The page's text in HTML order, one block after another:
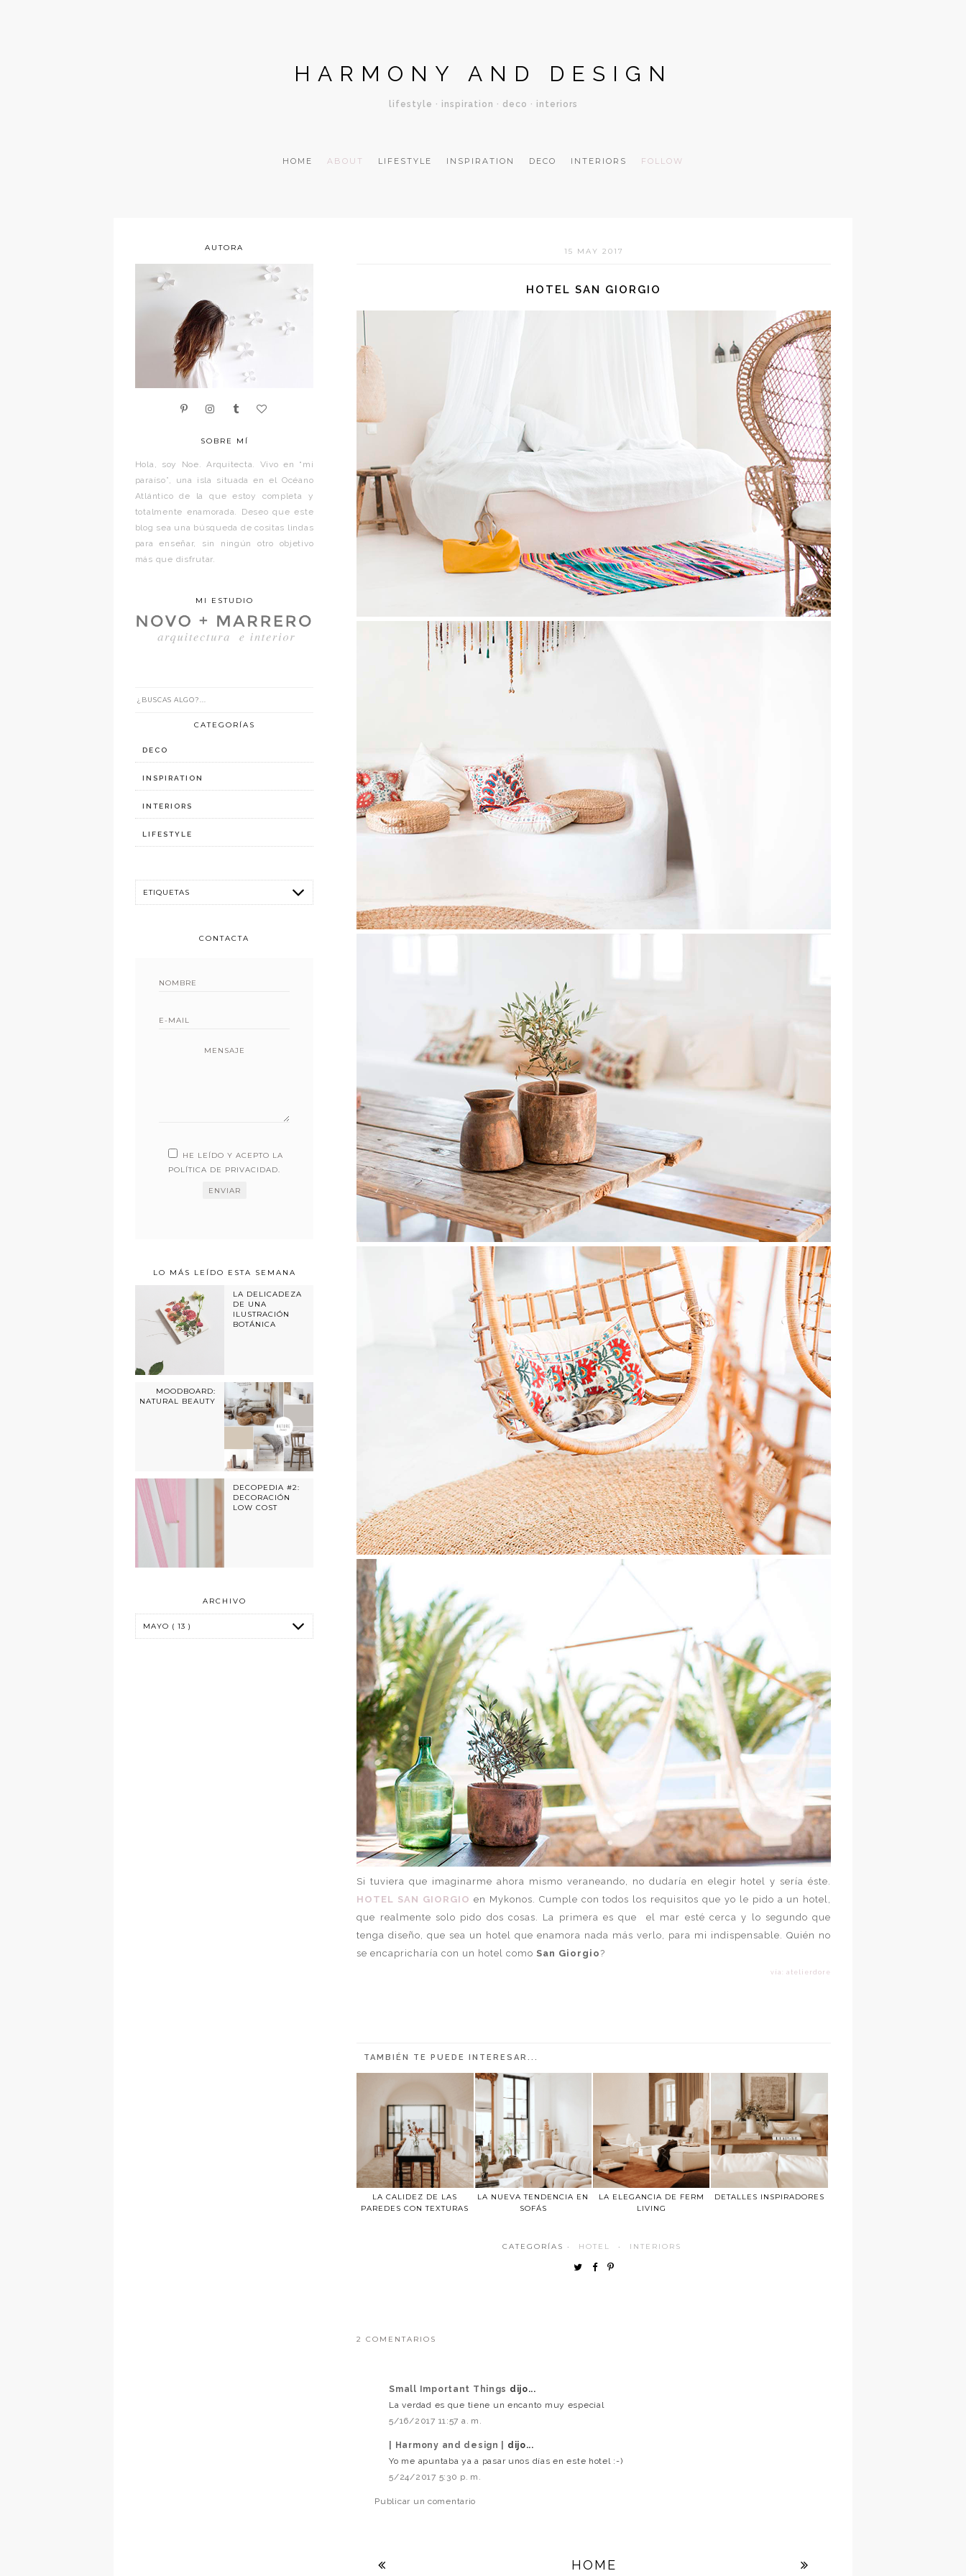
HARMONY AND DESIGN
lifestyle · inspiration · deco · interiors
HOME ABOUT LIFESTYLE INSPIRATION DECO INTERIORS FOLLOW
15 MAY 2017
HOTEL SAN GIORGIO
Si tuviera que imaginarme ahora mismo veraneando, no dudaría en elegir hotel y sería éste.
HOTEL SAN GIORGIO en Mykonos. Cumple con todos los requisitos que yo le pido a un hotel,
que realmente solo pido dos cosas. La primera es que el mar esté cerca y lo segundo que
tenga diseño, que sea un hotel que enamora nada más verlo, para mi indispensable. Quién no
se encapricharía con un hotel como San Giorgio?
vía: atelierdore
TAMBIÉN TE PUEDE INTERESAR...
LA CALIDEZ DE LAS
PAREDES CON TEXTURAS
LA NUEVA TENDENCIA EN
SOFÁS
LA ELEGANCIA DE FERM
LIVING
DETALLES INSPIRADORES
CATEGORÍAS · HOTEL · INTERIORS
2 COMENTARIOS
Small Important Things dijo...
La verdad es que tiene un encanto muy especial
5/16/2017 11:57 a. m.
| Harmony and design | dijo...
Yo me apuntaba ya a pasar unos días en este hotel :-)
5/24/2017 5:30 p. m.
Publicar un comentario
HOME
AUTORA
SOBRE MÍ
Hola, soy Noe. Arquitecta. Vivo en “mi
paraíso”, una isla situada en el Océano
Atlántico de la que estoy completa y
totalmente enamorada. Deseo que este
blog sea una búsqueda de cositas lindas
para enseñar, sin ningún otro objetivo
más que disfrutar.
MI ESTUDIO
CATEGORÍAS
DECO
INSPIRATION
INTERIORS
LIFESTYLE
CONTACTA
MENSAJE
HE LEÍDO Y ACEPTO LA
POLÍTICA DE PRIVACIDAD.
LO MÁS LEÍDO ESTA SEMANA
LA DELICADEZA
DE UNA
ILUSTRACIÓN
BOTÁNICA
MOODBOARD:
NATURAL BEAUTY
DECOPEDIA #2:
DECORACIÓN
LOW COST
ARCHIVO